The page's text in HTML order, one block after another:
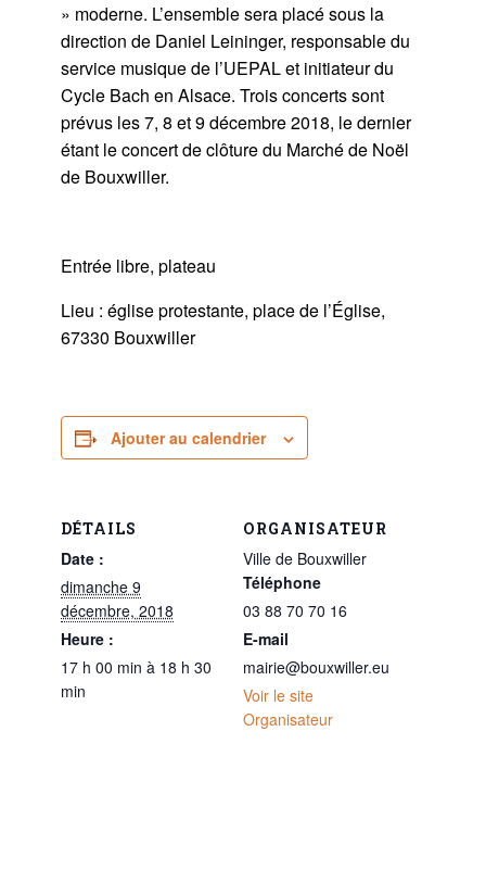
» moderne. L’ensemble sera placé sous la
direction de Daniel Leininger, responsable du
service musique de l’UEPAL et initiateur du
Cycle Bach en Alsace. Trois concerts sont
prévus les 7, 8 et 9 décembre 2018, le dernier
étant le concert de clôture du Marché de Noël
de Bouxwiller.
Entrée libre, plateau
Lieu : église protestante, place de l’Église,
67330 Bouxwiller
Ajouter au calendrier
DÉTAILS
Date :
dimanche 9
décembre, 2018
Heure :
17 h 00 min à 18 h 30
min
ORGANISATEUR
Ville de Bouxwiller
Téléphone
03 88 70 70 16
E-mail
mairie@bouxwiller.eu
Voir le site
Organisateur